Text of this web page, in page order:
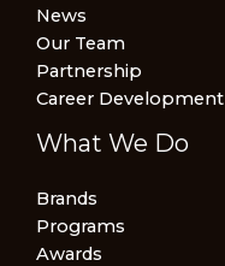
News
Our Team
Partnership
Career Development
What We Do
Brands
Programs
Awards